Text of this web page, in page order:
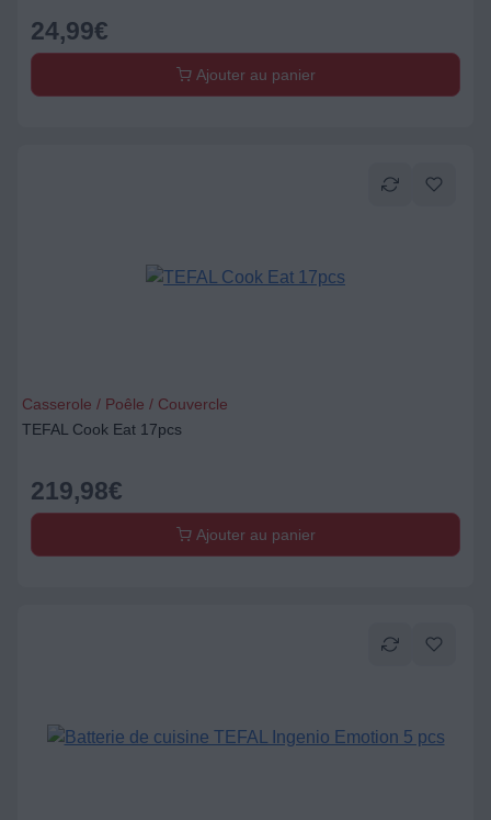
24,99€
Ajouter au panier
Casserole / Poêle / Couvercle
TEFAL Cook Eat 17pcs
219,98€
Ajouter au panier